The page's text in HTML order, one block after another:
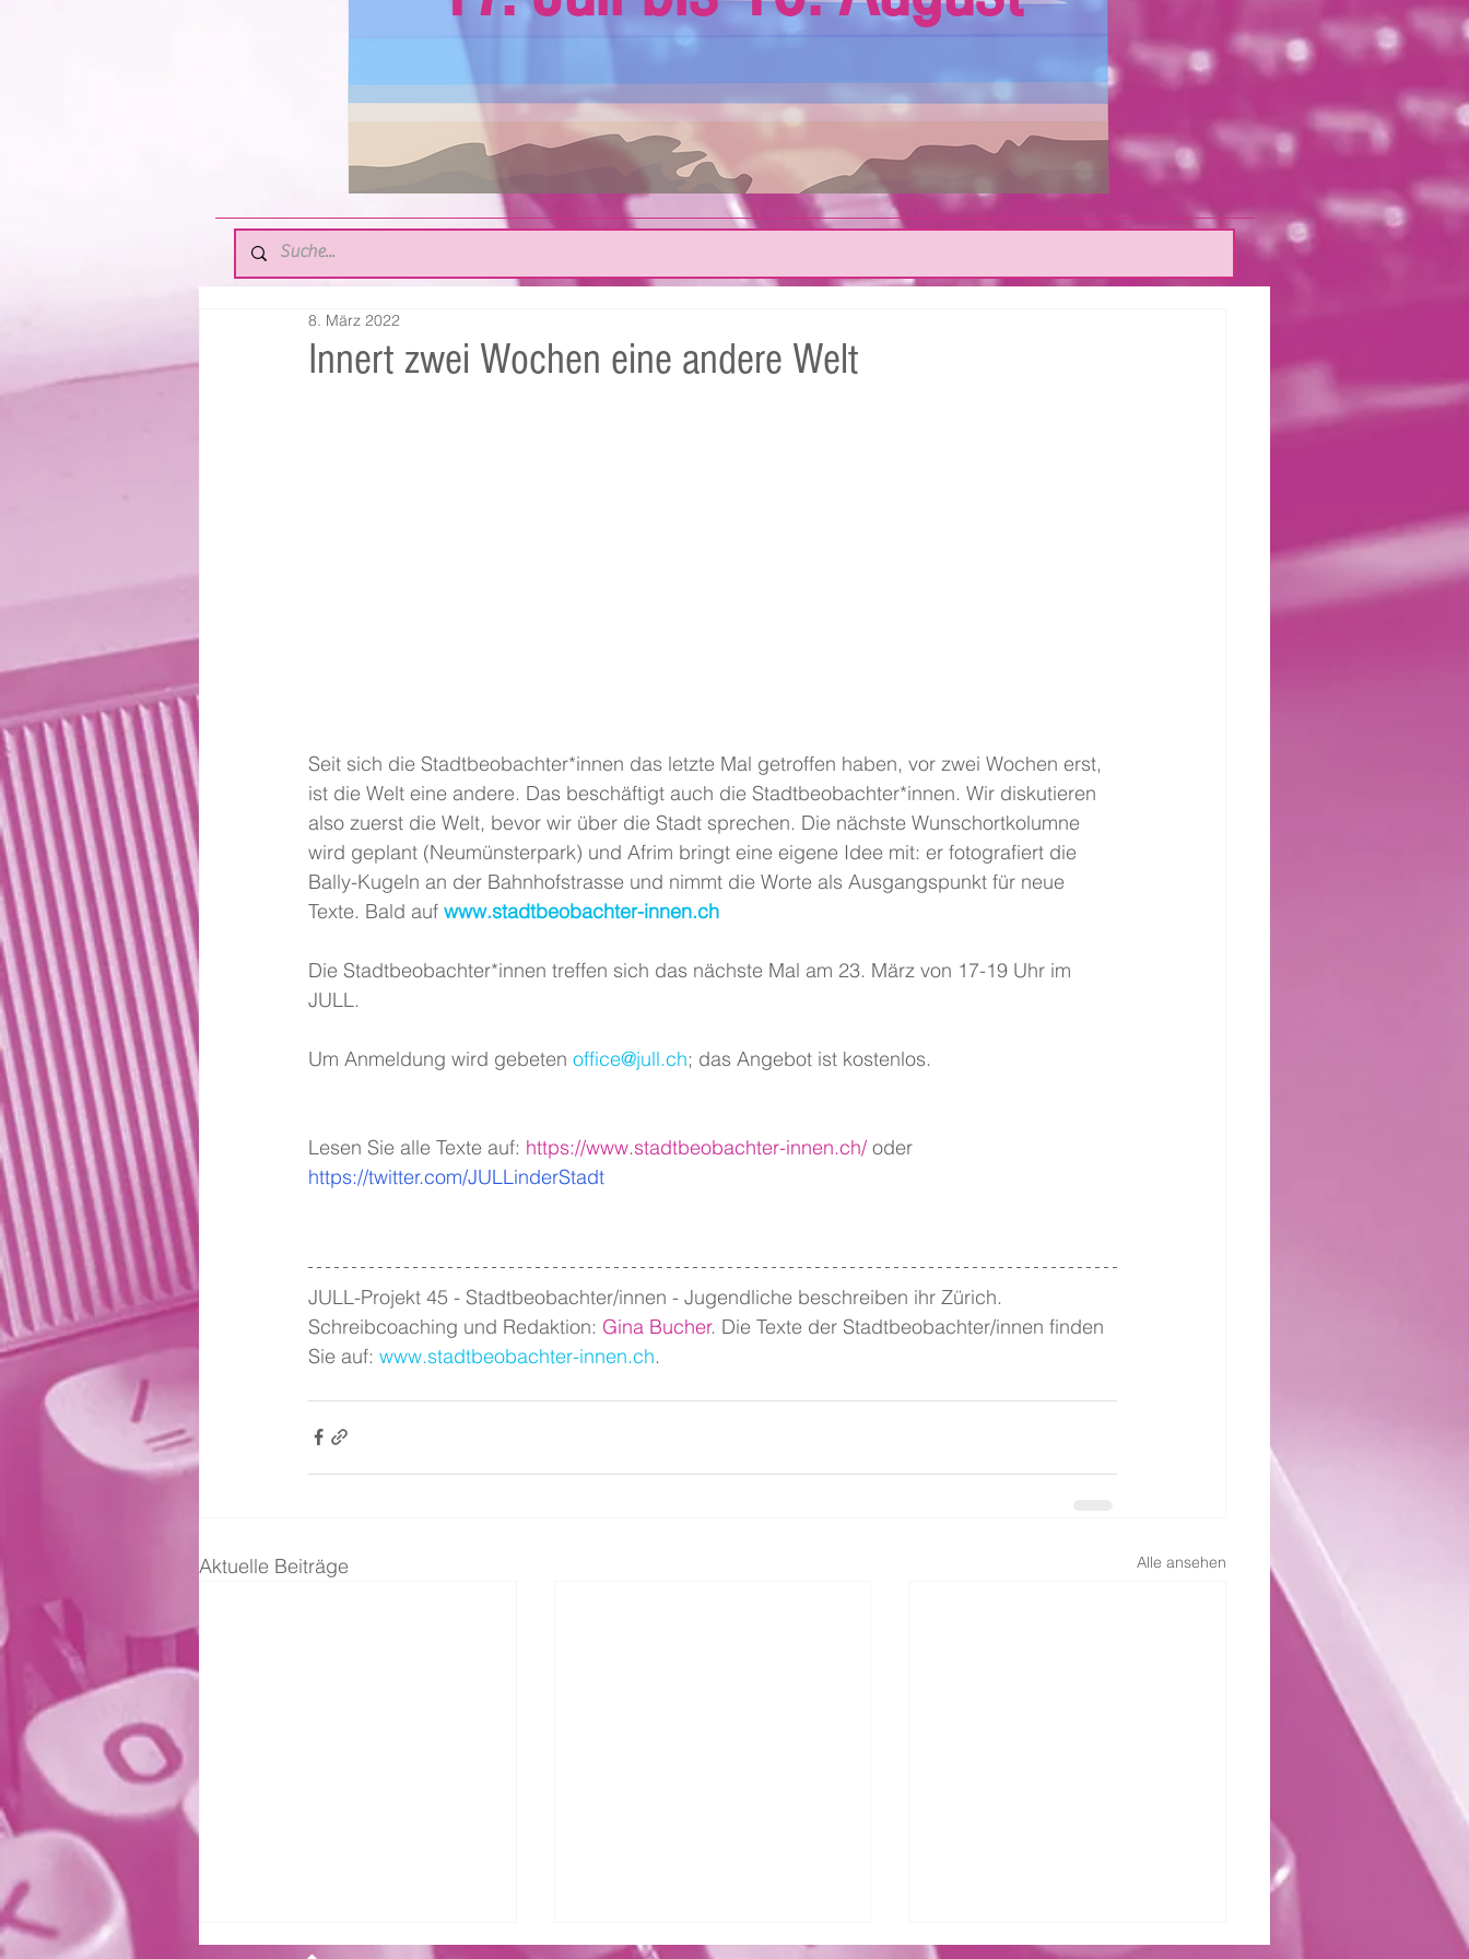
Innert zwei Wochen eine andere Welt
8. März 2022
Seit sich die Stadtbeobachter*innen das letzte Mal getroffen haben, vor zwei Wochen erst,
ist die Welt eine andere. Das beschäftigt auch die Stadtbeobachter*innen. Wir diskutieren
also zuerst die Welt, bevor wir über die Stadt sprechen. Die nächste Wunschortkolumne
wird geplant (Neumünsterpark) und Afrim bringt eine eigene Idee mit: er fotografiert die
Bally-Kugeln an der Bahnhofstrasse und nimmt die Worte als Ausgangspunkt für neue
Texte. Bald auf www.stadtbeobachter-innen.ch
Die Stadtbeobachter*innen treffen sich das nächste Mal am 23. März von 17-19 Uhr im
JULL.
Um Anmeldung wird gebeten office@jull.ch; das Angebot ist kostenlos.
Lesen Sie alle Texte auf: https://www.stadtbeobachter-innen.ch/ oder
https://twitter.com/JULLinderStadt
JULL-Projekt 45 - Stadtbeobachter/innen - Jugendliche beschreiben ihr Zürich.
Schreibcoaching und Redaktion: Gina Bucher. Die Texte der Stadtbeobachter/innen finden
Sie auf: www.stadtbeobachter-innen.ch.
Aktuelle Beiträge Alle ansehen